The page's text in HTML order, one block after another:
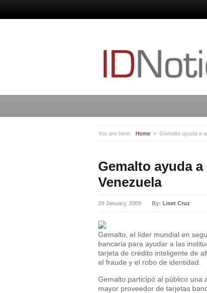
You are here: Home Gemalto ayuda a
Gemalto ayuda
Venezuela
29 January, 2009 By: Liset Cruz
Gemalto, el líder mundial en
bancaria para ayudar a las
tarjeta de crédito inteligente de
el fraude y el robo de identidad.
Gemalto participó al público una
mayor proveedor de tarjetas